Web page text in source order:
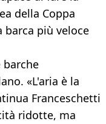
della Coppa
barca più veloce
barche
«L'aria è la
Franceschetti
ridotte, ma